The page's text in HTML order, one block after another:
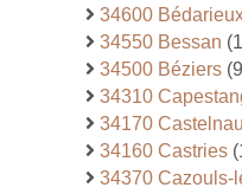
34600
34550 Bessan
34500 Béziers
34310
34170
34160 Castries
34370 Cazouls-